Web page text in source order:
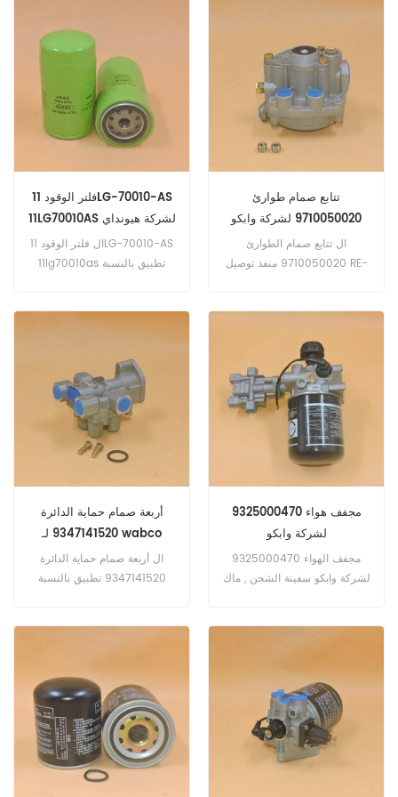
A09C-T .
فلتر الوقود 11LG-70010-AS
11LG70010AS لشركة هيونداي
ال فلتر الوقود 11LG-70010-AS
11lg70010as تطبيق بالنسبة
تتابع صمام طوارئ
9710050020 لشركة وابكو
ال تتابع صمام الطوارئ
9710050020 منفذ توصيل RE-
أربعة صمام حماية الدائرة
9347141520 لـ wabco
ال أربعة صمام حماية الدائرة
9347141520 تطبيق بالنسبة
مجفف هواء 9325000470
لشركة وابكو
مجفف الهواء 9325000470
لشركة وابكو سفينة الشحن , ماك